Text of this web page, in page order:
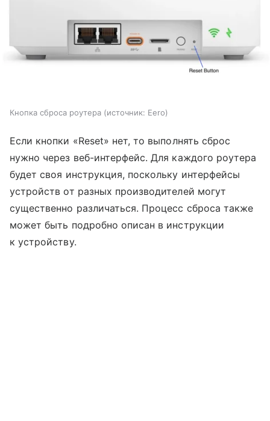
Кнопка сброса роутера источник: Eero
Если кнопки «Reset» нет, то выполнять сброс
нужно через веб-интерфейс. Для каждого роутера
будет своя инструкция, поскольку интерфейсы
устройств от разных производителей могут
существенно различаться. Процесс сброса также
может быть подробно описан в инструкции
к устройству.